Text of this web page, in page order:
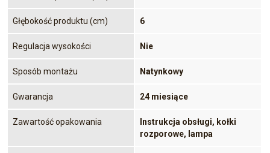
Głębokość produktu (cm) 6
Regulacja wysokości Nie
Sposób montażu Natynkowy
Gwarancja 24 miesiące
Zawartość opakowania
Instrukcja obsługi, kołki
rozporowe, lampa